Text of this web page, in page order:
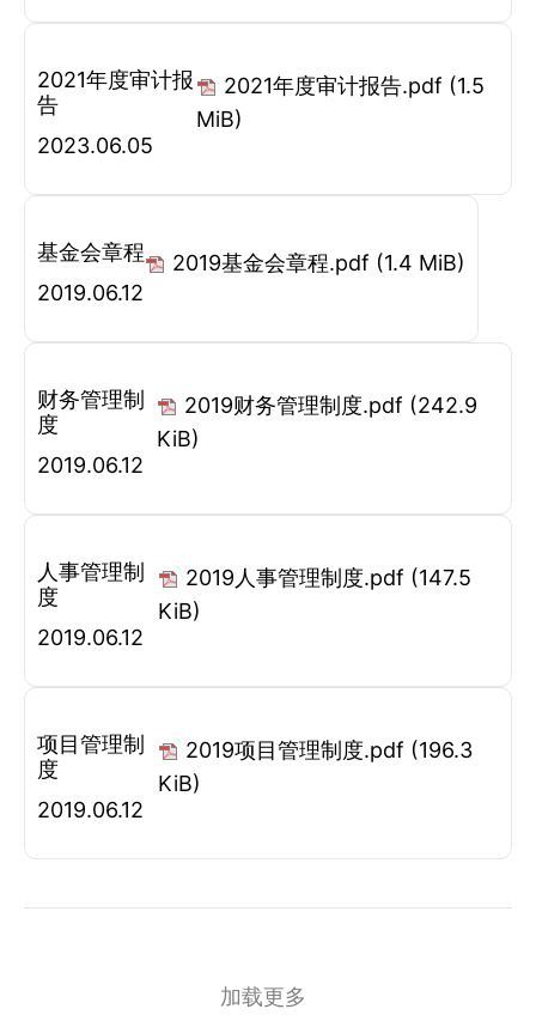
2021年度审计报
告
2023.06.05
2021年度审计报告.pdf (1.5
MiB)
基金会章程
2019.06.12
2019基金会章程.pdf (1.4 MiB)
财务管理制
度
2019.06.12
2019财务管理制度.pdf (242.9
KiB)
人事管理制
度
2019.06.12
2019人事管理制度.pdf (147.5
KiB)
项目管理制
度
2019.06.12
2019项目管理制度.pdf (196.3
KiB)
加载更多